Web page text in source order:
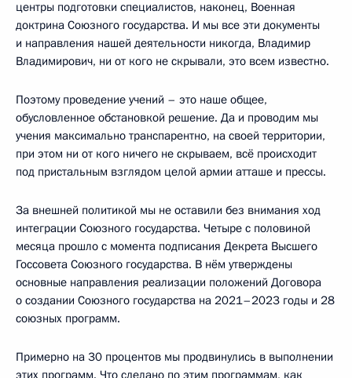
центры подготовки специалистов, наконец, Военная
доктрина Союзного государства. И мы все эти документы
и направления нашей деятельности никогда, Владимир
Владимирович, ни от кого не скрывали, это всем известно.
Поэтому проведение учений – это наше общее,
обусловленное обстановкой решение. Да и проводим мы
учения максимально транспарентно, на своей территории,
при этом ни от кого ничего не скрываем, всё происходит
под пристальным взглядом целой армии атташе и прессы.
За внешней политикой мы не оставили без внимания ход
интеграции Союзного государства. Четыре с половиной
месяца прошло с момента подписания Декрета Высшего
Госсовета Союзного государства. В нём утверждены
основные направления реализации положений Договора
о создании Союзного государства на 2021–2023 годы и 28
союзных программ.
Примерно на 30 процентов мы продвинулись в выполнении
этих программ. Что сделано по этим программам, как